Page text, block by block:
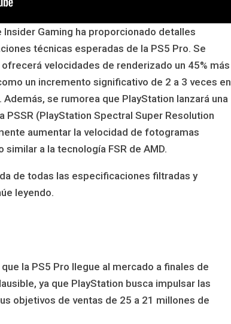
Gaming ha proporcionado detalles
técnicas esperadas de la PS5 Pro. Se
velocidades de renderizado un 45% más
un incremento significativo de 2 a 3 veces en
se rumorea que PlayStation lanzará una
(PlayStation Spectral Super Resolution
aumentar la velocidad de fotogramas
a la tecnología FSR de AMD.
de todas las especificaciones filtradas y
leyendo.
la PS5 Pro llegue al mercado a finales de
ya que PlayStation busca impulsar las
objetivos de ventas de 25 a 21 millones de